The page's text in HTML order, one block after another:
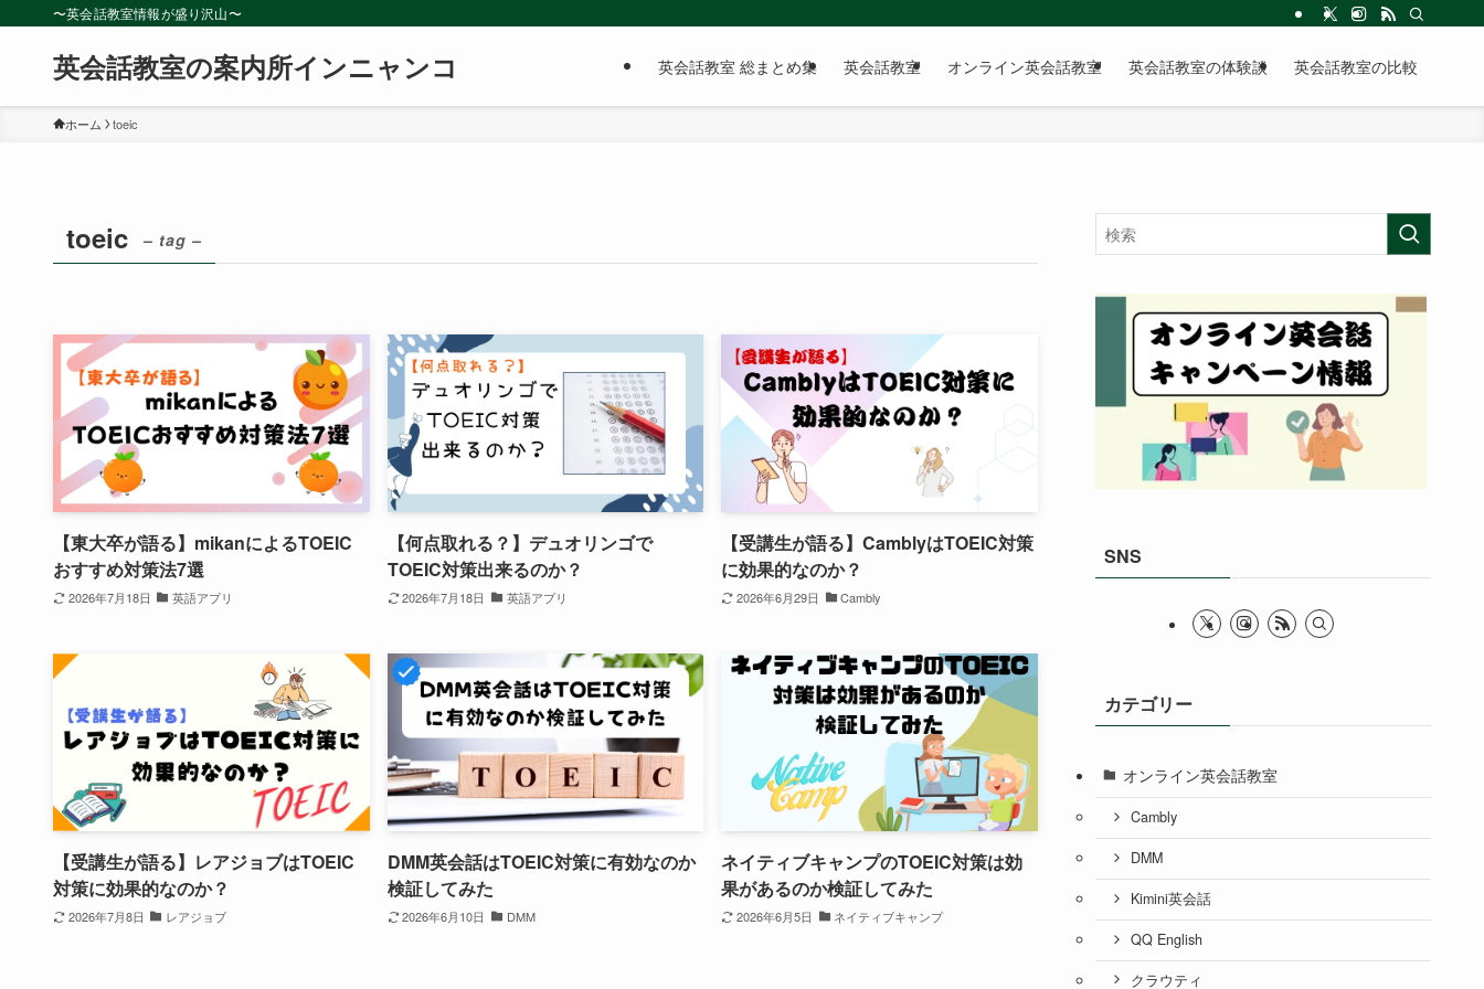
〜英会話教室情報が盛り沢山〜
英会話教室の案内所インニャンコ 英会話教室 総まとめ集 英会話教室 オンライン英会話教室 英会話教室の体験談 英会話教室の比較
ホーム toeic
toeic – tag –
【東大卒が語る】mikanによるTOEIC
おすすめ対策法7選
2026年7月18日 英語アプリ
【何点取れる？】デュオリンゴで
TOEIC対策出来るのか？
2026年7月18日 英語アプリ
【受講生が語る】CamblyはTOEIC対策
に効果的なのか？
2026年6月29日 Cambly
【受講生が語る】レアジョブはTOEIC
対策に効果的なのか？
2026年7月8日 レアジョブ
DMM英会話はTOEIC対策に有効なのか
検証してみた
2026年6月10日 DMM
ネイティブキャンプのTOEIC対策は効
果があるのか検証してみた
2026年6月5日 ネイティブキャンプ
SNS
カテゴリー
オンライン英会話教室
Cambly
DMM
Kimini英会話
QQ English
クラウティ